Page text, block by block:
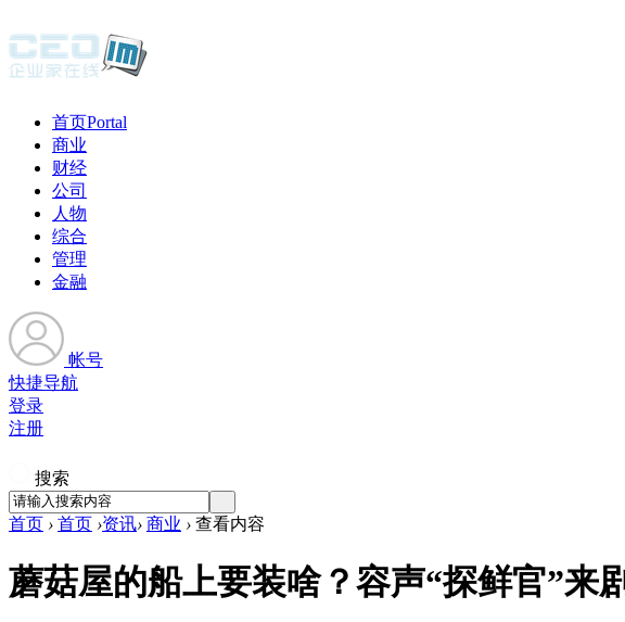
首页Portal
商业
财经
公司
人物
综合
管理
金融
帐号
快捷导航
登录
注册
搜索
首页 › 首页 ›资讯› 商业 › 查看内容
蘑菇屋的船上要装啥？容声“探鲜官”来